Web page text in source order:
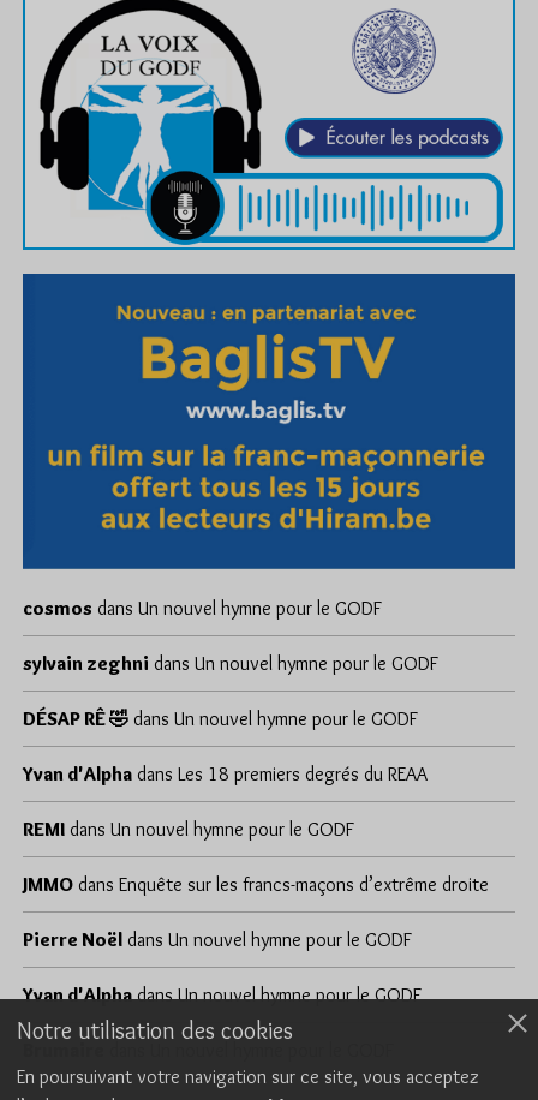
cosmos dans Un nouvel hymne pour le GODF
sylvain zeghni dans Un nouvel hymne pour le GODF
DÉSAP RÊ 🤣 dans Un nouvel hymne pour le GODF
Yvan d'Alpha dans Les 18 premiers degrés du REAA
REMI dans Un nouvel hymne pour le GODF
JMMO dans Enquête sur les francs-maçons d’extrême droite
Pierre Noël dans Un nouvel hymne pour le GODF
Yvan d'AlphadansUn nouvel hymne pour le GODF
Notre utilisation des cookies
En poursuivant votre navigation sur ce site, vous acceptez